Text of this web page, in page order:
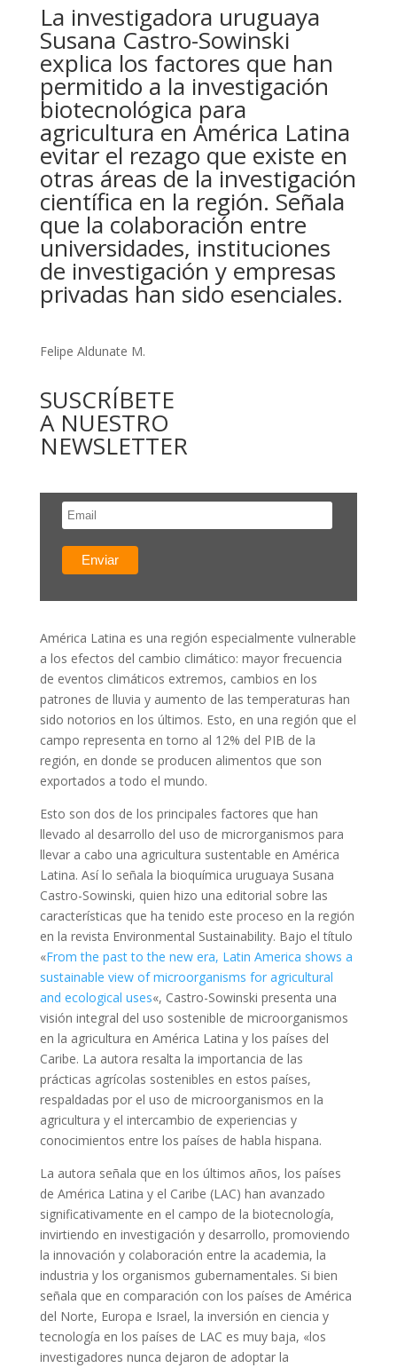
La investigadora uruguaya
Susana Castro-Sowinski
explica los factores que han
permitido a la investigación
biotecnológica para
agricultura en América Latina
evitar el rezago que existe en
otras áreas de la investigación
científica en la región. Señala
que la colaboración entre
universidades, instituciones
de investigación y empresas
privadas han sido esenciales.
Felipe Aldunate M.
SUSCRÍBETE
A NUESTRO
NEWSLETTER
América Latina es una región especialmente vulnerable
a los efectos del cambio climático: mayor frecuencia
de eventos climáticos extremos, cambios en los
patrones de lluvia y aumento de las temperaturas han
sido notorios en los últimos. Esto, en una región que el
campo representa en torno al 12% del PIB de la
región, en donde se producen alimentos que son
exportados a todo el mundo.
Esto son dos de los principales factores que han
llevado al desarrollo del uso de microrganismos para
llevar a cabo una agricultura sustentable en América
Latina. Así lo señala la bioquímica uruguaya Susana
Castro-Sowinski, quien hizo una editorial sobre las
características que ha tenido este proceso en la región
en la revista Environmental Sustainability. Bajo el título
«From the past to the new era, Latin America shows a
sustainable view of microorganisms for agricultural
and ecological uses«, Castro-Sowinski presenta una
visión integral del uso sostenible de microorganismos
en la agricultura en América Latina y los países del
Caribe. La autora resalta la importancia de las
prácticas agrícolas sostenibles en estos países,
respaldadas por el uso de microorganismos en la
agricultura y el intercambio de experiencias y
conocimientos entre los países de habla hispana.
La autora señala que en los últimos años, los países
de América Latina y el Caribe (LAC) han avanzado
significativamente en el campo de la biotecnología,
invirtiendo en investigación y desarrollo, promoviendo
la innovación y colaboración entre la academia, la
industria y los organismos gubernamentales. Si bien
señala que en comparación con los países de América
del Norte, Europa e Israel, la inversión en ciencia y
tecnología en los países de LAC es muy baja, «los
investigadores nunca dejaron de adoptar la